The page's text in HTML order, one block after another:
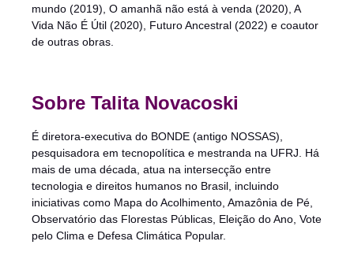
mundo (2019), O amanhã não está à venda (2020), A
Vida Não É Útil (2020), Futuro Ancestral (2022) e coautor
de outras obras.
Sobre Talita Novacoski
É diretora-executiva do BONDE (antigo NOSSAS),
pesquisadora em tecnopolítica e mestranda na UFRJ. Há
mais de uma década, atua na intersecção entre
tecnologia e direitos humanos no Brasil, incluindo
iniciativas como Mapa do Acolhimento, Amazônia de Pé,
Observatório das Florestas Públicas, Eleição do Ano, Vote
pelo Clima e Defesa Climática Popular.